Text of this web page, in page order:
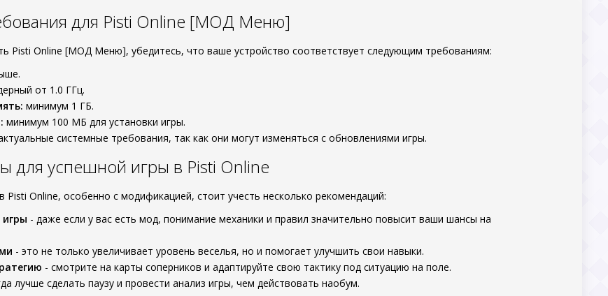
для Pisti Online [МОД Меню]
Pisti Online [МОД Меню], убедитесь, что ваше устройство соответствует следующим требованиям:
от 1.0 ГГц.
минимум 1 ГБ.
минимум 100 МБ для установки игры.
системные требования, так как они могут изменяться с обновлениями игры.
для успешной игры в Pisti Online
Pisti Online, особенно с модификацией, стоит учесть несколько рекомендаций:
- даже если у вас есть мод, понимание механики и правил значительно повысит ваши шансы на
- это не только увеличивает уровень веселья, но и помогает улучшить свои навыки.
- смотрите на карты соперников и адаптируйте свою тактику под ситуацию на поле.
лучше сделать паузу и провести анализ игры, чем действовать наобум.